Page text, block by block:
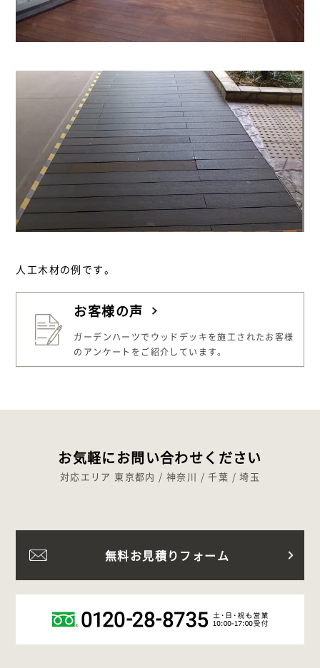
人工木材の例です。
お客様の声
ガーデンハーツでウッドデッキを施工されたお客様
のアンケートをご紹介しています。
お気軽にお問い合わせください
対応エリア 東京都内 / 神奈川 / 千葉 / 埼玉
無料お見積りフォーム